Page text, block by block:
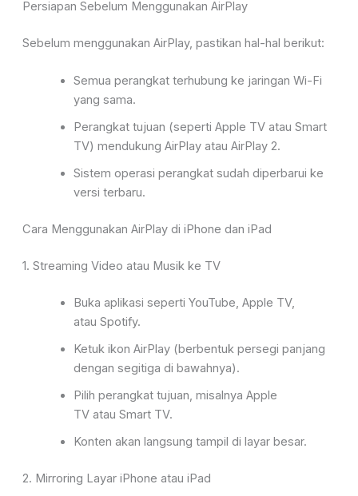
Persiapan Sebelum Menggunakan AirPlay
Sebelum menggunakan AirPlay, pastikan hal-hal berikut:
Semua perangkatterhubung ke jaringan Wi-Fi
yang sama.
Perangkat tujuan (seperti Apple TV atau Smart
TV) mendukung AirPlay atau AirPlay 2.
Sistem operasi perangkat sudah diperbarui ke
versi terbaru.
Cara Menggunakan AirPlay di iPhone dan iPad
1. Streaming Video atau Musik ke TV
Buka aplikasi seperti YouTube, Apple TV,
atau Spotify.
Ketuk ikon AirPlay(berbentuk persegi panjang
dengan segitiga di bawahnya).
Pilih perangkat tujuan, misalnya Apple
TVatau Smart TV.
Konten akan langsung tampil di layar besar.
2. Mirroring Layar iPhone atau iPad